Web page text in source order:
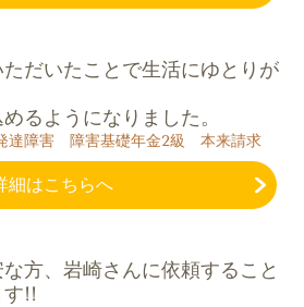
だいたことで生活にゆとりが
るようになりました。
達障害 障害基礎年金2級 本来請求
細はこちらへ
方、岩崎さんに依頼すること
す!!